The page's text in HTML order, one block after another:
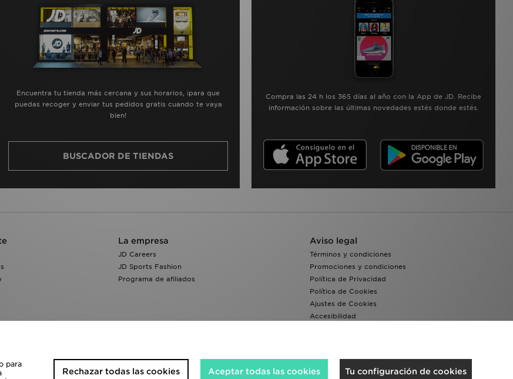
Encuentra tu tienda más cercana y sus horarios, ¡para que
puedas recoger y enviar tus pedidos gratis cuando te vaya
bien!
BUSCADOR DE TIENDAS
Compra las 24 h los 365 días al año con la App de JD. Recibe
información sobre las últimas novedades estés donde estés.
La empresa
JD Careers
JD Sports Fashion
Programa de afiliados
Aviso legal
Términos y condiciones
Promociones y condiciones
Política de Privacidad
Política de Cookies
Ajustes de Cookies
Accesibilidad
para
Tu configuración de cookies
Aceptar todas las cookies
Rechazar todas las cookies